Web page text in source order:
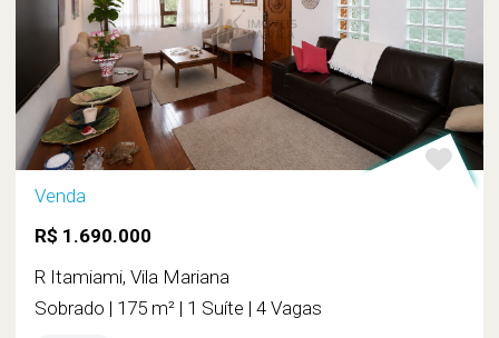
Venda
R$ 1.690.000
R Itamiami, Vila Mariana
Sobrado | 175 m² | 1 Suíte | 4 Vagas